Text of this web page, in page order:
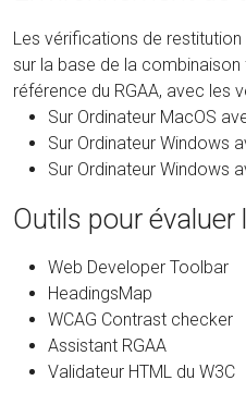
Les vérifications de
sur la base de la
référence du RGAA, avec les
Sur Ordinateur MacOS
Sur Ordinateur Windows
Sur Ordinateur Windows
Outils pour évaluer
Web Developer Toolbar
HeadingsMap
WCAG Contrast checker
Assistant RGAA
Validateur HTML du W3C